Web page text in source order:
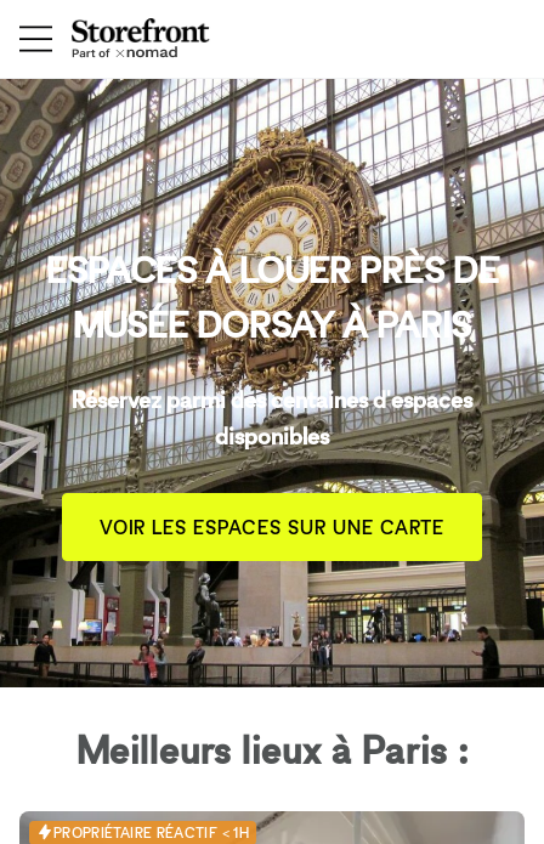
ESPACES À LOUER PRÈS DE
MUSÉE DORSAY À PARIS
Réservez parmi des centaines d'espaces
disponibles
VOIR LES ESPACES SUR UNE CARTE
Meilleurs lieux à Paris :
PROPRIÉTAIRE RÉACTIF < 1H